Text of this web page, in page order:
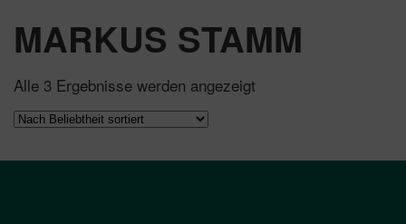
MARKUS STAMM
Alle 3 Ergebnisse werden angezeigt